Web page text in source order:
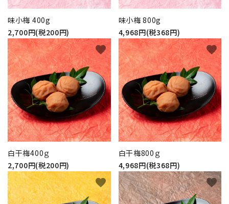
味小梅 400g
2,700円(税200円)
味小梅 800g
4,968円(税368円)
白干梅400ｇ
2,700円(税200円)
favorite
白干梅800ｇ
4,968円(税368円)
favorite
favorite favorite